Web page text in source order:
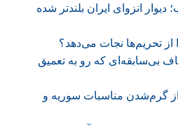
انزوای ایران بلندتر شده
از تحریم‌ها نجات می‌دهد؟
بی‌سابقه‌ای که رو به تعمیق
از گرم‌شدن مناسبات سوریه و